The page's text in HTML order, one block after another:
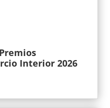
Interior 2026